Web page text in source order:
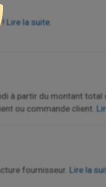
!Lire la suite.
à partir du montant total
ou commande client.
fournisseur.Lire la